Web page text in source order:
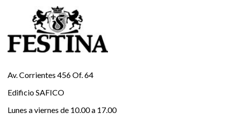
Av. Corrientes 456 Of. 64
Edificio SAFICO
Lunes a viernes de 10.00 a 17.00